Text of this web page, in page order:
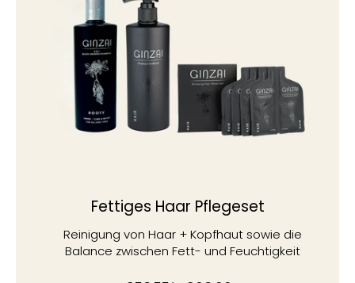
Fettiges Haar Pflegeset
Reinigung von Haar + Kopfhaut sowie die
Balance zwischen Fett- und Feuchtigkeit